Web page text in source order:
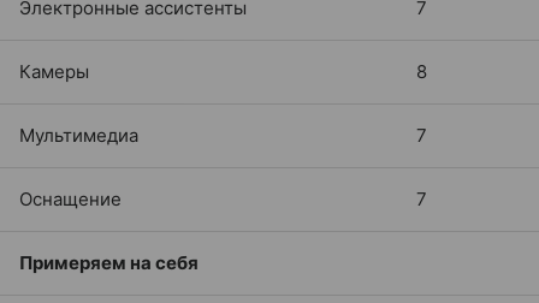
Электронные ассистенты 7
Камеры 8
Мультимедиа 7
Оснащение 7
Примеряем на себя